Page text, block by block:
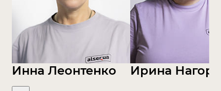
Инна Леонтенко Ирина